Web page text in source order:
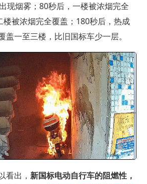
现烟雾；80秒后，一楼被浓烟完全
被浓烟完全覆盖；180秒后，热成
盖一至三楼，比旧国标车少一层。
看出， 新国标电动自行车的阻燃性，